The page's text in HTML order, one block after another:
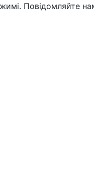
Повідомляйте